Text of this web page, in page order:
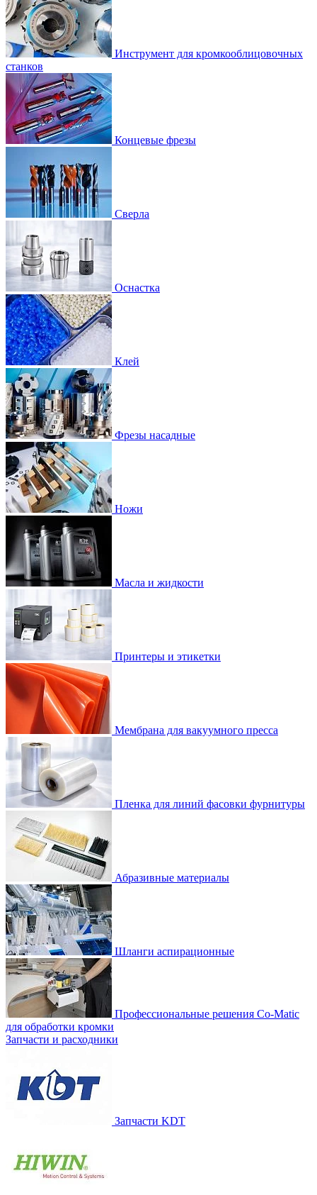
Инструмент для кромкооблицовочных
станков
Концевые фрезы
Сверла
Оснастка
Клей
Фрезы насадные
Ножи
Масла и жидкости
Принтеры и этикетки
Мембрана для вакуумного пресса
Пленка для линий фасовки фурнитуры
Абразивные материалы
Шланги аспирационные
Профессиональные решения Co-Matic
для обработки кромки
Запчасти и расходники
Запчасти KDT